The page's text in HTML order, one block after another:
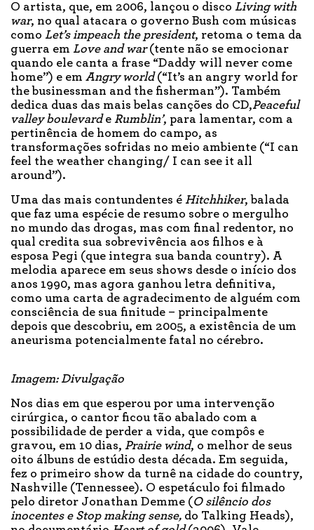
O artista, que, em 2006, lançou o disco Living with
war, no qual atacara o governo Bush com músicas
como Let’s impeach the president, retoma o tema da
guerra em Love and war(tente não se emocionar
quando ele canta a frase “Daddy will never come
home”) e em Angry world (“It’s an angry world for
the businessman and the fisherman”). Também
dedica duas das mais belas canções do CD,Peaceful
valley boulevarde Rumblin’, para lamentar, com a
pertinência de homem do campo, as
transformações sofridas no meio ambiente (“I can
feel the weather changing/ I can see it all
around”).
Uma das mais contundentes é Hitchhiker, balada
que faz uma espécie de resumo sobre o mergulho
no mundo das drogas, mas com final redentor, no
qual credita sua sobrevivência aos filhos e à
esposa Pegi (que integra sua banda country). A
melodia aparece em seus shows desde o início dos
anos 1990, mas agora ganhou letra definitiva,
como uma carta de agradecimento de alguém com
consciência de sua finitude – principalmente
depois que descobriu, em 2005, a existência de um
aneurisma potencialmente fatal no cérebro.
Imagem: Divulgação
Nos dias em que esperou por uma intervenção
cirúrgica, o cantor ficou tão abalado com a
possibilidade de perder a vida, que compôs e
gravou, em 10 dias, Prairie wind, o melhor de seus
oito álbuns de estúdio desta década. Em seguida,
fez o primeiro show da turnê na cidade do country,
Nashville (Tennessee). O espetáculo foi filmado
pelo diretor Jonathan Demme ( O silêncio dos
inocentes e Stop making sense, do Talking Heads),